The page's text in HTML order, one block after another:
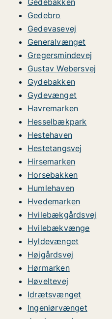
Gedebakken
Gedebro
Gedevasevej
Generalvænget
Gregersmindevej
Gustav Webersvej
Gydebakken
Gydevænget
Havremarken
Hesselbækpark
Hestehaven
Hestetangsvej
Hirsemarken
Horsebakken
Humlehaven
Hvedemarken
Hvilebækgårdsvej
Hvilebækvænge
Hyldevænget
Højgårdsvej
Hørmarken
Høveltevej
Idrætsvænget
Ingeniørvænget